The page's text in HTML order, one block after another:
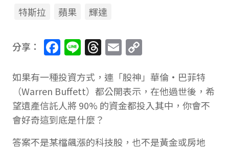
特斯拉
蘋果 輝達
分享： Facebook
LineThreads
Email
如果有一種投資方式，連「股神」華倫·巴菲特
（Warren Buffett）都公開表示，在他過世後，希
望遺產信託人將 90% 的資金都投入其中，你會不
會好奇這到底是什麼？
答案不是某檔飆漲的科技股，也不是黃金或房地